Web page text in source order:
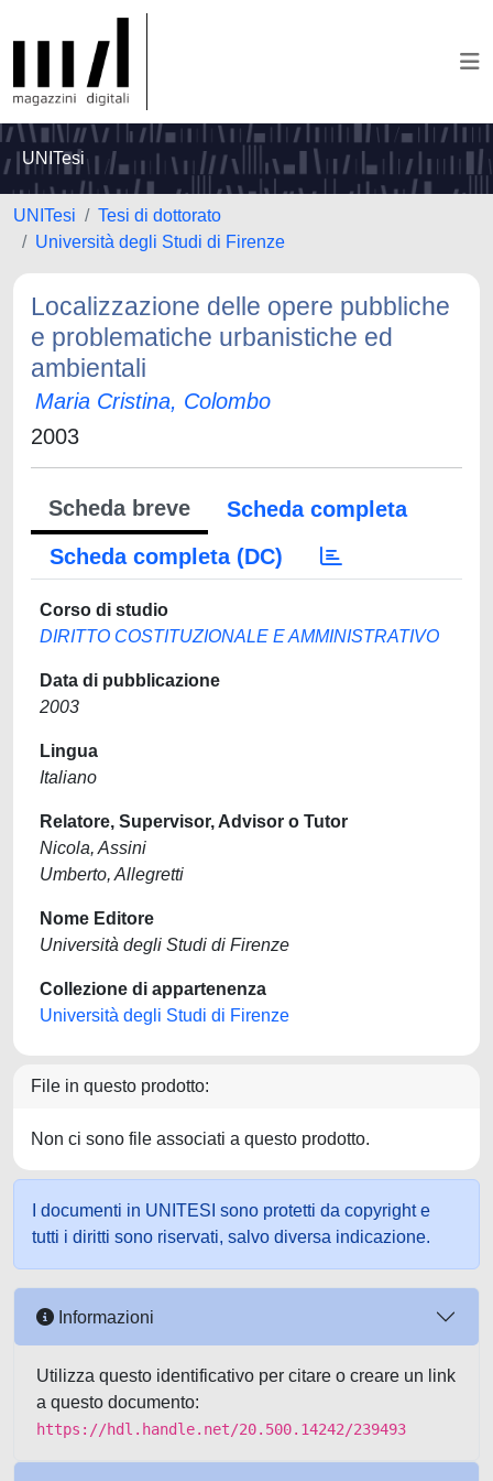
UNITesi
UNITesi
Tesi di dottorato
Università degli Studi di Firenze
Localizzazione delle opere pubbliche
e problematiche urbanistiche ed
ambientali
Maria Cristina, Colombo
2003
Scheda breve
Scheda completa
Scheda completa (DC)
Corso di studio
DIRITTO COSTITUZIONALE E AMMINISTRATIVO
Data di pubblicazione
2003
Lingua
Italiano
Relatore, Supervisor, Advisor o Tutor
Nicola, Assini
Umberto, Allegretti
Nome Editore
Università degli Studi di Firenze
Collezione di appartenenza
Università degli Studi di Firenze
File in questo prodotto:
Non ci sono file associati a questo prodotto.
I documenti in UNITESI sono protetti da copyright e
tutti i diritti sono riservati, salvo diversa indicazione.
Informazioni
Utilizza questo identificativo per citare o creare un link
a questo documento:
https://hdl.handle.net/20.500.14242/239493